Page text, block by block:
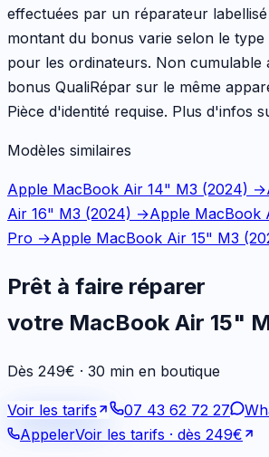
effectuées par un réparateur labellisé
montant du bonus varie selon le type
pour les ordinateurs. Non cumulable
bonus QualiRépar sur le même
Pièce d'identité requise. Plus d'infos
Modèles similaires
Apple MacBook Air 14" M3 (2024) →
Air 16" M3 (2024) →Apple MacBook
Pro →Apple MacBook Air 15" M3
Prêt à faire réparer
votre MacBook Air 15"
Dès 249€ · 30 min en boutique
Voir les tarifs 07 43 62 72 27
AppelerVoir les tarifs · dès 249€